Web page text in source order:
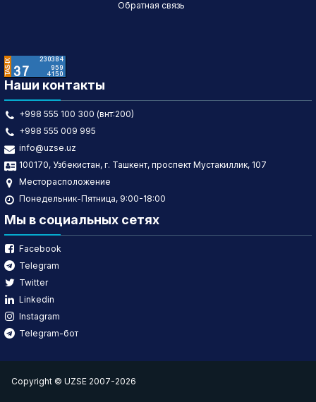
Обратная связь
Наши контакты
+998 555 100 300 (внт:200)
+998 555 009 995
info@uzse.uz
100170, Узбекистан, г. Ташкент, проспект Мустакиллик, 107
Месторасположение
Понедельник-Пятница, 9:00-18:00
Мы в социальных сетях
Facebook
Telegram
Twitter
Linkedin
Instagram
Telegram-бот
Copyright © UZSE 2007-2026